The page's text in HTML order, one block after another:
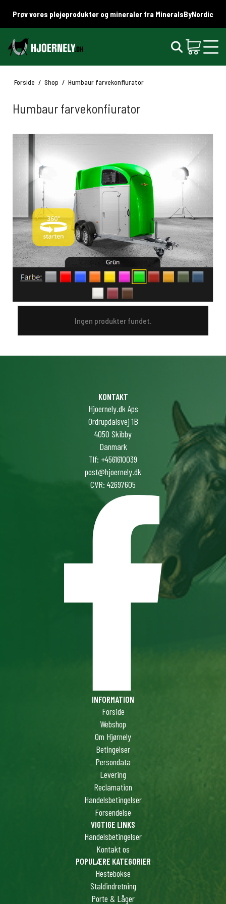
Prøv vores plejeprodukter og mineraler fra MineralsByNordic
Forside / Shop / Humbaur farvekonfiurator
Humbaur farvekonfiurator
Ingen produkter fundet.
KONTAKT
Hjoernely.dk Aps
Ordrupdalsvej 1B
4050 Skibby
Danmark
Tlf: +4561610039
post@hjoernely.dk
CVR: 42697605
INFORMATION
Forside
Webshop
Om Hjørnely
Betingelser
Persondata
Levering
Reclamation
Handelsbetingelser
Forsendelse
VIGTIGE LINKS
Handelsbetingelser
Kontakt os
POPULÆRE KATEGORIER
Hestebokse
Staldindretning
Porte & Låger